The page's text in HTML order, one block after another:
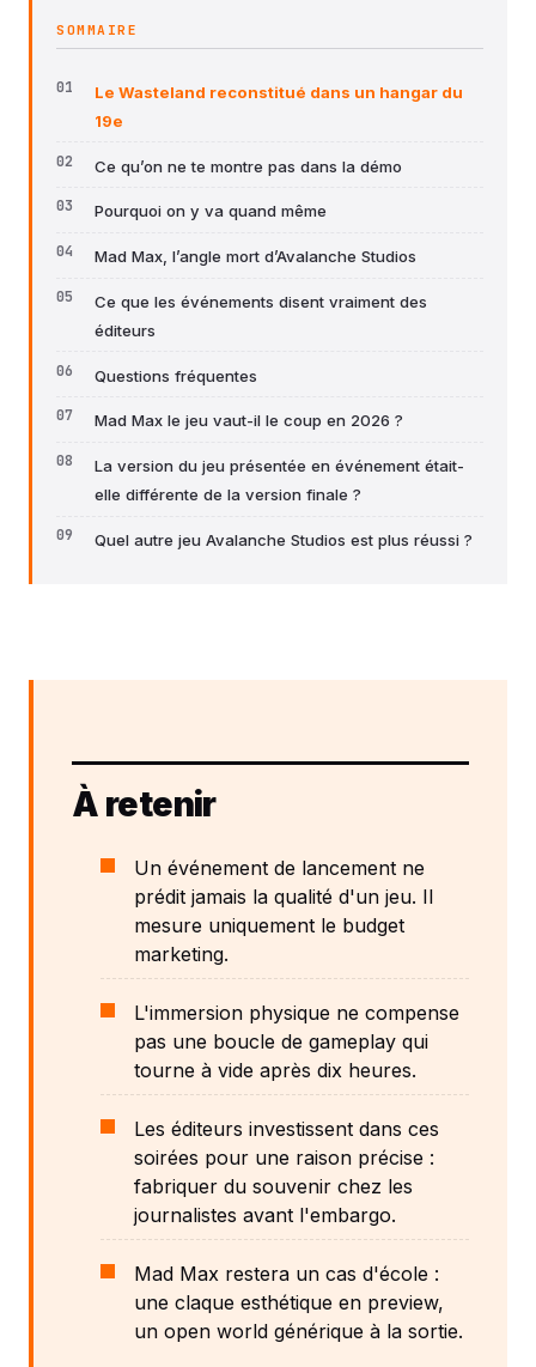
SOMMAIRE
Le Wasteland reconstitué dans un hangar du
19e
Ce qu’on ne te montre pas dans la démo
Pourquoi on y va quand même
Mad Max, l’angle mort d’Avalanche Studios
Ce que les événements disent vraiment des
éditeurs
Questions fréquentes
Mad Max le jeu vaut-il le coup en 2026 ?
La version du jeu présentée en événement était-
elle différente de la version finale ?
Quel autre jeu Avalanche Studios est plus réussi ?
À retenir
Un événement de lancement ne
prédit jamais la qualité d'un jeu. Il
mesure uniquement le budget
marketing.
L'immersion physique ne compense
pas une boucle de gameplay qui
tourne à vide après dix heures.
Les éditeurs investissent dans ces
soirées pour une raison précise :
fabriquer du souvenir chez les
journalistes avant l'embargo.
Mad Max restera un cas d'école :
une claque esthétique en preview,
un open world générique à la sortie.